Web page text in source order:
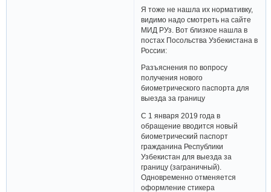
Я тоже не нашла их нормативку,
видимо надо смотреть на сайте
МИД РУз. Вот близкое нашла в
постах Посольства Узбекистана в
России:
Разъяснения по вопросу
получения нового
биометрического паспорта для
выезда за границу
С 1 января 2019 года в
обращение вводится новый
биометрический паспорт
гражданина Республики
Узбекистан для выезда за
границу (заграничный).
Одновременно отменяется
оформление стикера